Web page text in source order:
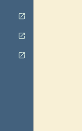
open_in_new
open_in_new
open_in_new